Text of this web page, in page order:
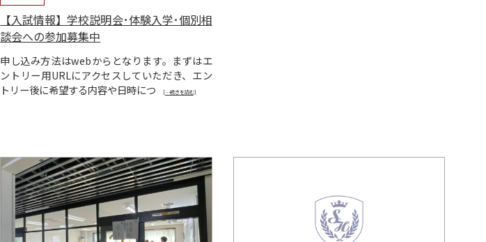
【入試情報】学校説明会･体験入学･個別相
談会への参加募集中
申し込み方法はwebからとなります。まずはエ
ントリー用URLにアクセスしていただき、エン
トリー後に希望する内容や日時につ
[…続きを読む]